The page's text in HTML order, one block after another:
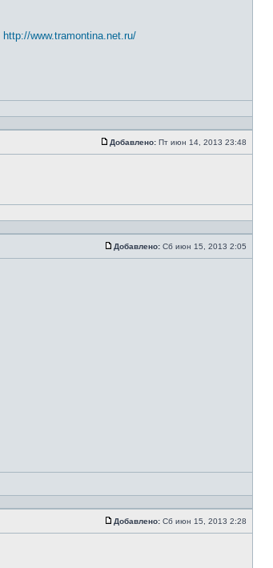
http://www.tramontina.net.ru/
Добавлено: Пт июн 14, 2013 23:48
Добавлено: Сб июн 15, 2013 2:05
Добавлено: Сб июн 15, 2013 2:28